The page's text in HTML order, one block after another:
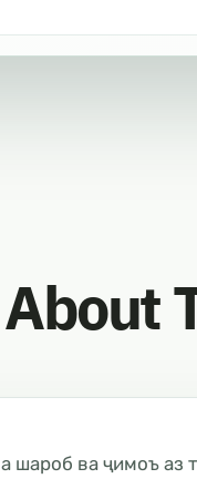
About
шароб ва ҷимоъ аз